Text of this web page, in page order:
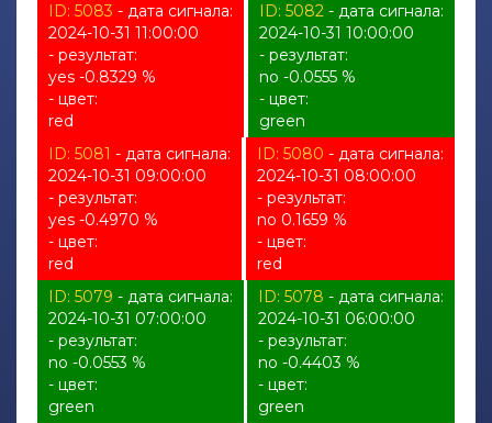
ID: 5083 - дата сигнала:
2024-10-31 11:00:00
- результат:
yes -0.8329 %
- цвет:
red
ID: 5082 - дата сигнала:
2024-10-31 10:00:00
- результат:
no -0.0555 %
- цвет:
green
ID: 5081 - дата сигнала:
2024-10-31 09:00:00
- результат:
yes -0.4970 %
- цвет:
red
ID: 5080 - дата сигнала:
2024-10-31 08:00:00
- результат:
no 0.1659 %
- цвет:
red
ID: 5079 - дата сигнала:
2024-10-31 07:00:00
- результат:
no -0.0553 %
- цвет:
green
ID: 5078 - дата сигнала:
2024-10-31 06:00:00
- результат:
no -0.4403 %
- цвет:
green